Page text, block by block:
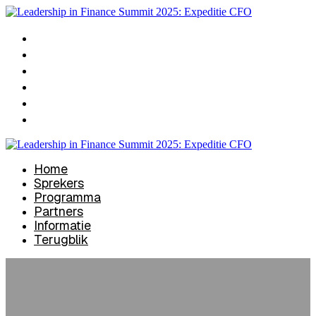
Home
Sprekers
Programma
Partners
Informatie
Terugblik